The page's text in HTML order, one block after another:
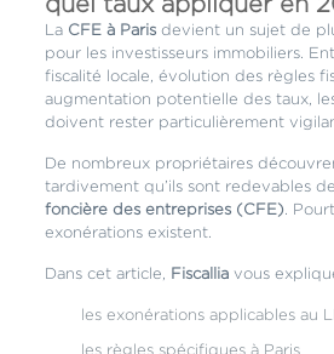
La CFE à Parisdevient un sujet de
pour les investisseurs immobiliers.
fiscalité locale, évolution des règles
augmentation potentielle des taux,
doivent rester particulièrement
De nombreux propriétaires
tardivement qu’ils sont redevables
foncière des entreprises (CFE) .
exonérations existent.
Dans cet article, Fiscalliavous
les exonérations applicables au
les règles spécifiques à Paris